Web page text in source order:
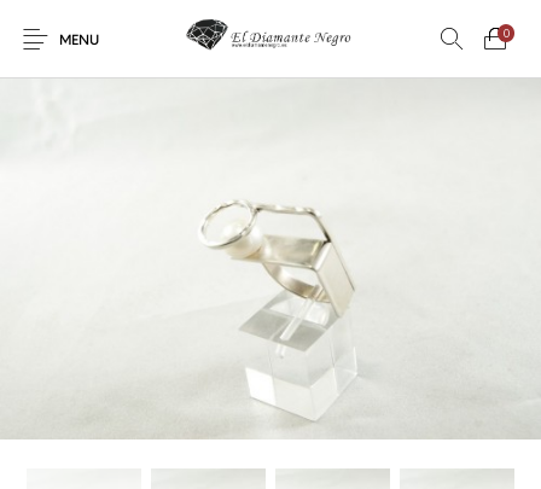
MENU
0
En oferta ! DECORACIÓN
CONSUMO